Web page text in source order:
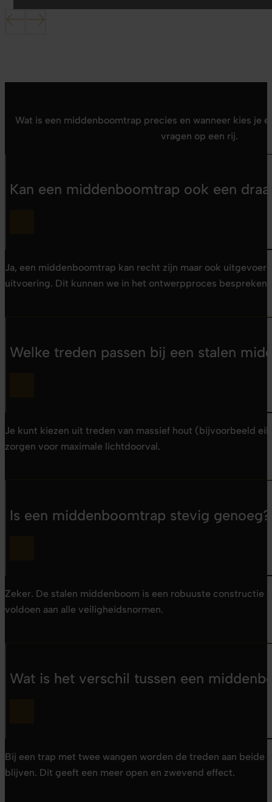
Wat is een middenboomtrap precies en wanneer kies je
vragen op een rij.
Kan een middenboomtrap ook een
Ja, een middenboomtrap kan recht zijn maar ook
uitvoering. Dit kunnen we in het ontwerpproces bespreken.
Welke treden passen bij een stalen
Je kunt kiezen uit treden van massief hout (bijvoorbeeld
zorgen voor maximale lichtdoorval.
Is een middenboomtrap stevig genoeg?
Zeker. De stalen middenboom is een robuuste
voldoen aan alle veiligheidsnormen.
Wat is het verschil tussen een
Bij een trap met twee wangen worden de treden aan
blijven. Dit geeft een meer open en zwevend effect.